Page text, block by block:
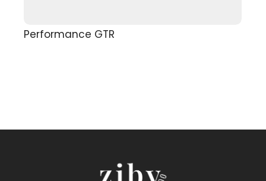
Performance GTR